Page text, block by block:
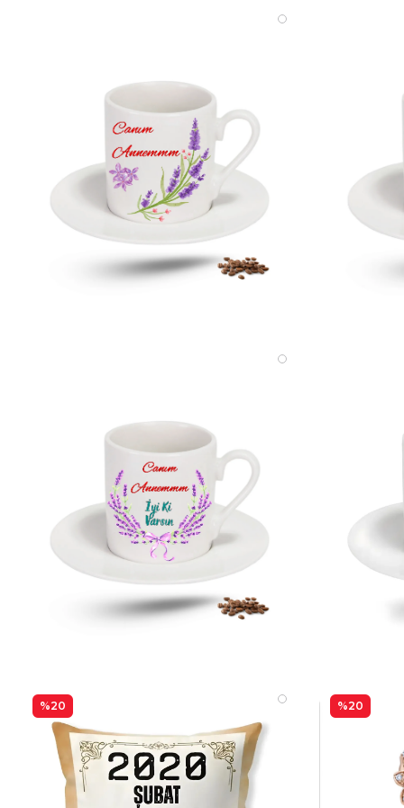
%20 %20